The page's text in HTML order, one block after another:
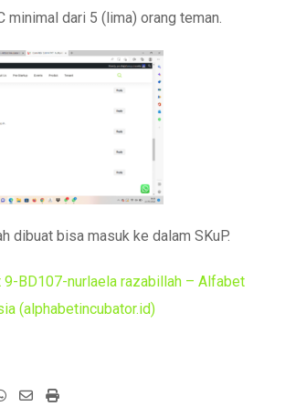
minimal dari 5 (lima) orang teman.
dibuat bisa masuk ke dalam SKuP.
BD107-nurlaela razabillah – Alfabet
(alphabetincubator.id)
Whatsapp
SharePrint